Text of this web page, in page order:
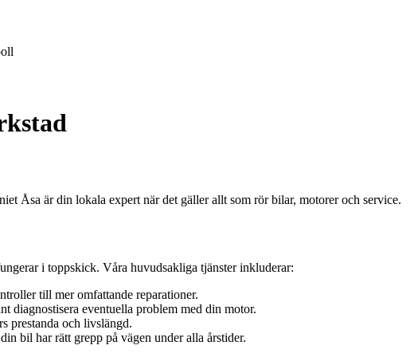
Åsa är din lokala expert när det gäller allt som rör bilar, motorer och service.
i toppskick. Våra huvudsakliga tjänster inkluderar:
till mer omfattande reparationer.
diagnostisera eventuella problem med din motor.
prestanda och livslängd.
bil har rätt grepp på vägen under alla årstider.